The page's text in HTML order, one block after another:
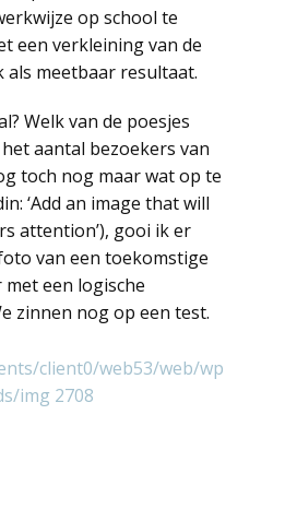
op school te
een verkleining van de
meetbaar resultaat.
Welk van de poesjes
aantal bezoekers van
toch nog maar wat op te
‘Add an image that will
attention’), gooi ik er
van een toekomstige
een logische
zinnen nog op een test.